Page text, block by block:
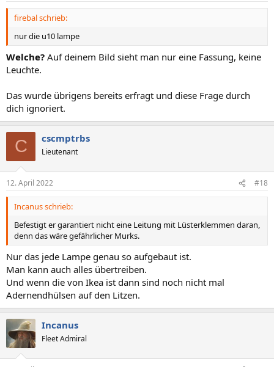
firebal schrieb:
nur die u10 lampe
Welche? Auf deinem Bild sieht man nur eine Fassung, keine
Leuchte.
Das wurde übrigens bereits erfragt und diese Frage durch
dich ignoriert.
C cscmptrbs
Lieutenant
12. April 2022 #18
Incanus schrieb:
Befestigt er garantiert nicht eine Leitung mit Lüsterklemmen daran,
denn das wäre gefährlicher Murks.
Nur das jede Lampe genau so aufgebaut ist.
Man kann auch alles übertreiben.
Und wenn die von Ikea ist dann sind noch nicht mal
Adernendhülsen auf den Litzen.
Incanus
Fleet Admiral